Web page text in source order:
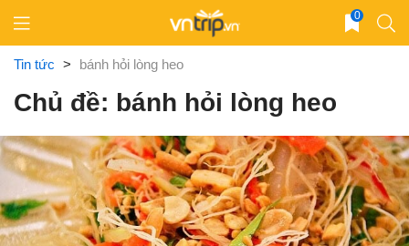
content
0
Tin tức > bánh hỏi lòng heo
Chủ đề: bánh hỏi lòng heo